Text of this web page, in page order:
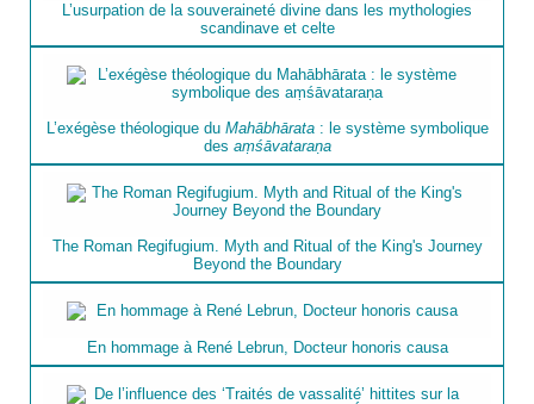
L’usurpation de la souveraineté divine dans les mythologies
scandinave et celte
L’exégèse théologique du Mahābhārata: le système symbolique
des aṃśāvataraṇa
The Roman Regifugium. Myth and Ritual of the King's Journey
Beyond the Boundary
En hommage à René Lebrun, Docteur honoris causa